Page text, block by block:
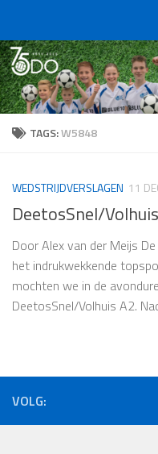
TAGS:W5848
WEDSTRIJDVERSLAGEN 11
DeetosSnel/
Door Alex van der Meijs
het indrukwekkende
mochten we in de
DeetosSnel/Volhuis A2.
VOLG: